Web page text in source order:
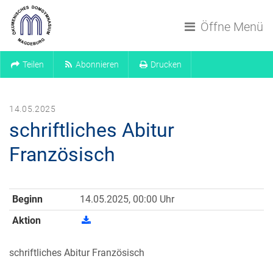
Öffne Menü
Teilen Abonnieren Drucken
14.05.2025
schriftliches Abitur
Französisch
Beginn
14.05.2025, 00:00 Uhr
Aktion
schriftliches Abitur Französisch